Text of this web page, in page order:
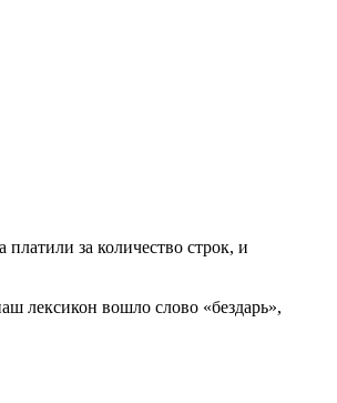
за количество строк, и
лексикон вошло слово «бездарь»,